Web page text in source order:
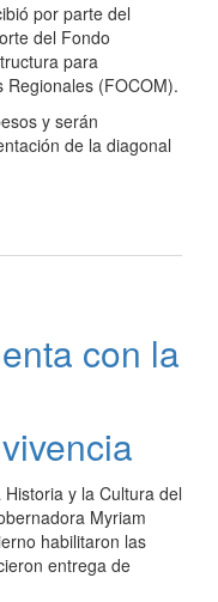
por parte del
del Fondo
para
Regionales (FOCOM).
y serán
de la diagonal
con la
y la Cultura del
Myriam
habilitaron las
entrega de